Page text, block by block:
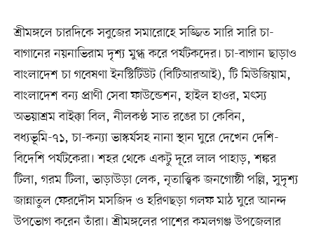
শ্রীমঙ্গলে চারদিকে সবুজের সমারোহে সজ্জিত সারি সারি চা-
বাগানের নয়নাভিরাম দৃশ্য মুগ্ধ করে পর্যটকদের। চা-বাগান ছাড়াও
বাংলাদেশ চা গবেষণা ইনস্টিটিউট (বিটিআরআই), টি মিউজিয়াম,
বাংলাদেশ বন্য প্রাণী সেবা ফাউন্ডেশন, হাইল হাওর, মৎস্য
অভয়াশ্রম বাইক্কা বিল, নীলকণ্ঠ সাত রঙের চা কেবিন,
বধ্যভূমি-৭১, চা-কন্যা ভাস্কর্যসহ নানা স্থান ঘুরে দেখেন দেশি-
বিদেশি পর্যটকেরা। শহর থেকে একটু দূরে লাল পাহাড়, শঙ্কর
টিলা, গরম টিলা, ভাড়াউড়া লেক, নৃতাত্ত্বিক জনগোষ্ঠী পল্লি, সুদৃশ্য
জান্নাতুল ফেরদৌস মসজিদ ও হরিণছড়া গলফ মাঠ ঘুরে আনন্দ
উপভোগ করেন তাঁরা। শ্রীমঙ্গলের পাশের কমলগঞ্জ উপজেলার